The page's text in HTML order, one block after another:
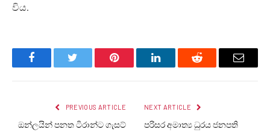
විය.
FacebookTwitter Pinterest LinkedInReddit Email
PREVIOUS ARTICLE
ඔන්ලයින් පනත ටිරාන්ට ගැසට්
NEXT ARTICLE
පරිසර අමාත්‍ය ධුරය ජනපති